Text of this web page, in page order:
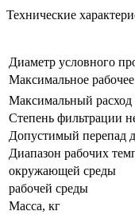
Технические
Диаметр условного
Максимальное
Максимальный расход
Степень фильтрации
Допустимый перепад
Диапазон рабочих
окружающей среды
рабочей среды
Масса, кг